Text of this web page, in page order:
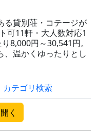
る貸別荘・コテージが
可11軒・大人数対応1
8,000円～30,541円。
、温かくゆったりとし
カテゴリ検索
く